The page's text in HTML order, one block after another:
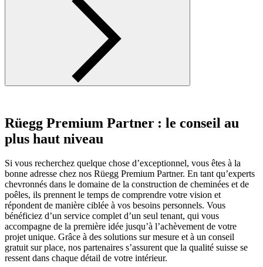
Rüegg Premium Partner : le conseil au
plus haut niveau
Si vous recherchez quelque chose d’exceptionnel, vous êtes à la
bonne adresse chez nos Rüegg Premium Partner. En tant qu’experts
chevronnés dans le domaine de la construction de cheminées et de
poêles, ils prennent le temps de comprendre votre vision et
répondent de manière ciblée à vos besoins personnels. Vous
bénéficiez d’un service complet d’un seul tenant, qui vous
accompagne de la première idée jusqu’à l’achèvement de votre
projet unique. Grâce à des solutions sur mesure et à un conseil
gratuit sur place, nos partenaires s’assurent que la qualité suisse se
ressent dans chaque détail de votre intérieur.